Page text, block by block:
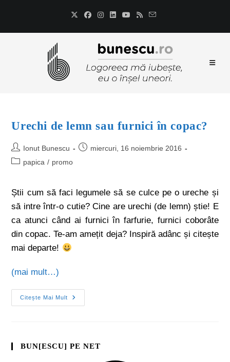
Urechi de lemn sau furnici în copac?
Ionut Bunescu
miercuri, 16 noiembrie 2016
papica / promo
Știi cum să faci legumele să se culce pe o ureche și
să intre într-o cutie? Cine are urechi (de lemn) știe! E
ca atunci când ai furnici în farfurie, furnici coborâte
din copac. Te-am amețit deja? Inspiră adânc și citește
mai departe!
(mai mult…)
Citește Mai Mult
BUN[ESCU] PE NET